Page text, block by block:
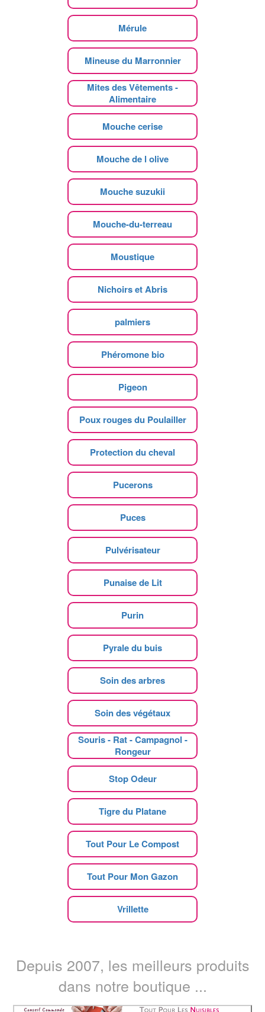
Mérule
Mineuse du Marronnier
Mites des Vêtements -
Alimentaire
Mouche cerise
Mouche de l olive
Mouche suzukii
Mouche-du-terreau
Moustique
Nichoirs et Abris
palmiers
Phéromone bio
Pigeon
Poux rouges du Poulailler
Protection du cheval
Pucerons
Puces
Pulvérisateur
Punaise de Lit
Purin
Pyrale du buis
Soin des arbres
Soin des végétaux
Souris - Rat - Campagnol -
Rongeur
Stop Odeur
Tigre du Platane
Tout Pour Le Compost
Tout Pour Mon Gazon
Vrillette
Depuis 2007, les meilleurs produits
dans notre boutique ...